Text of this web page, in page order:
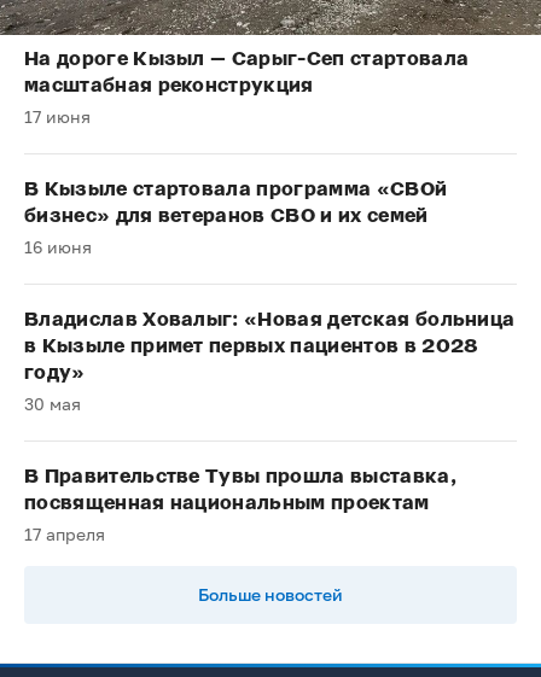
На дороге Кызыл — Сарыг-Сеп стартовала
масштабная реконструкция
17 июня
В Кызыле стартовала программа «СВОй
бизнес» для ветеранов СВО и их семей
16 июня
Владислав Ховалыг: «Новая детская больница
в Кызыле примет первых пациентов в 2028
году»
30 мая
В Правительстве Тувы прошла выставка,
посвященная национальным проектам
17 апреля
Больше новостей